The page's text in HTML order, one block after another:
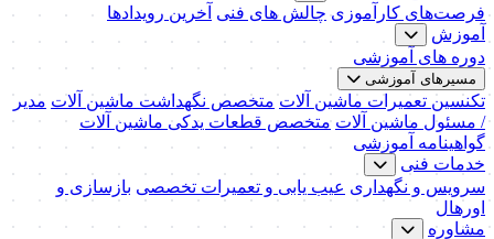
فرصت‌های کارآموزی چالش های فنی آخرین رویدادها
آموزش
دوره های آموزشی
مسیرهای آموزشی
تکنسین تعمیرات ماشین آلات متخصص نگهداشت ماشین آلات مدیر
/ مسئول ماشین آلات متخصص قطعات یدکی ماشین آلات
گواهینامه آموزشی
خدمات فنی
سرویس و نگهداری عیب یابی و تعمیرات تخصصی بازسازی و
اورهال
مشاوره